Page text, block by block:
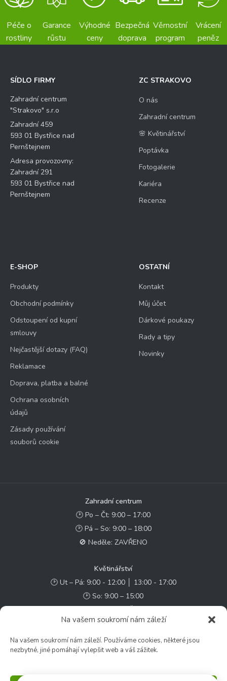
Na vašem soukromí nám záleží
Na vašem soukromí nám záleží. Používáme cookies, některé jsou
nezbytné, jiné pomáhají vylepšit web a váš zážitek.
Péče o
rostliny
Garance
růstu
Výhodné
ceny
Bezpečná
doprava
Věrnostní
program
Vrácení
peněz
SÍDLO FIRMY
Zahradní centrum
"Strakovo" s.r.o
Zahradní 459
593 01 Bystřice nad
Pernštejnem
Adresa provozovny:
Zahradní 291
593 01 Bystřice nad
Pernštejnem
ZC STRAKOVO
O nás
Zahradní centrum
🌸 Květinářství
Poptávka
Fotogalerie
Kariéra
Recenze
E-SHOP
Produkty
Obchodní podmínky
Odstoupení od kupní
smlouvy
Nejčastější dotazy (FAQ)
Reklamace
Doprava, platba a balné
Ochrana osobních
údajů
Zásady používání
souborů cookie
OSTATNÍ
Kontakt
Můj účet
Dárkové poukazy
Rady a tipy
Novinky
Zahradní centrum
🕑 Po – Čt: 9:00 – 17:00
🕑 Pá – So: 9:00 – 18:00
🚫 Neděle: ZAVŘENO
Květinářství
🕑 Ut – Pá: 9:00 - 12:00 │ 13:00 - 17:00
🕑 So: 9:00 – 15:00
Rychlý kontakt:
✉️ e-shop@zcstrakovo.cz